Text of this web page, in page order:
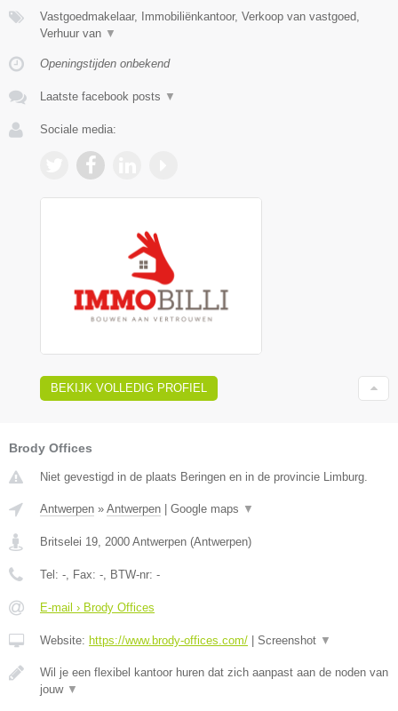
Vastgoedmakelaar, Immobiliënkantoor, Verkoop van vastgoed,
Verhuur van ▼
Openingstijden onbekend
Laatste facebook posts ▼
Sociale media:
BEKIJK VOLLEDIG PROFIEL
Brody Offices
Niet gevestigd in de plaats Beringen en in de provincie Limburg.
Antwerpen » Antwerpen | Google maps ▼
Britselei 19 2000 Antwerpen (Antwerpen)
Tel: - , Fax: - , BTW-nr: -
E-mail › Brody Offices
Website: https://www.brody-offices.com/ | Screenshot ▼
Wil je een flexibel kantoor huren dat zich aanpast aan de noden van
jouw ▼